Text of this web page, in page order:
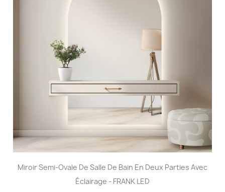
Miroir Semi-Ovale De Salle De Bain En Deux Parties Avec
Éclairage - FRANK LED